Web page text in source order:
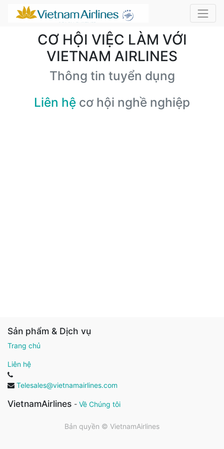
CƠ HỘI VIỆC LÀM VỚI
VIETNAM AIRLINES
Thông tin tuyển dụng
Liên hệ cơ hội nghề nghiệp
Sản phẩm & Dịch vụ
Trang chủ
Liên hệ
Telesales@vietnamairlines.com
VietnamAirlines - Về Chúng tôi
Bản quyền © VietnamAirlines